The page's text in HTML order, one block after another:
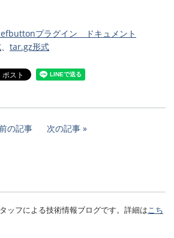
プラグイン ドキュメント
、 tar.gz形式
の記事 次の記事
ッフによる技術情報ブログです。詳細はこち